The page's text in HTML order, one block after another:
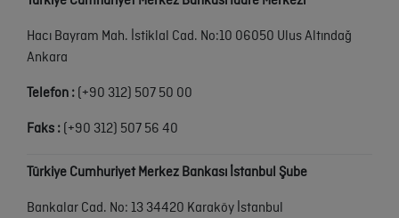
Hacı Bayram Mah. İstiklal Cad. No:10 06050 Ulus Altındağ
Ankara
Telefon : (+90 312) 507 50 00
Faks : (+90 312) 507 56 40
Türkiye Cumhuriyet Merkez Bankası İstanbul Şube
Bankalar Cad. No: 13 34420 Karaköy İstanbul